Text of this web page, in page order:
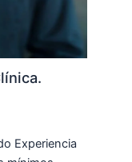
Experiencia